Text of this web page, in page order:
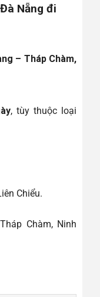
Nẵng đi
– Tháp Chàm,
, tùy thuộc loại
Chiểu.
Chàm, Ninh